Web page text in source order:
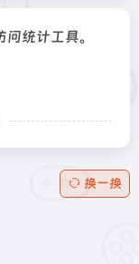
统计工具。
换一换